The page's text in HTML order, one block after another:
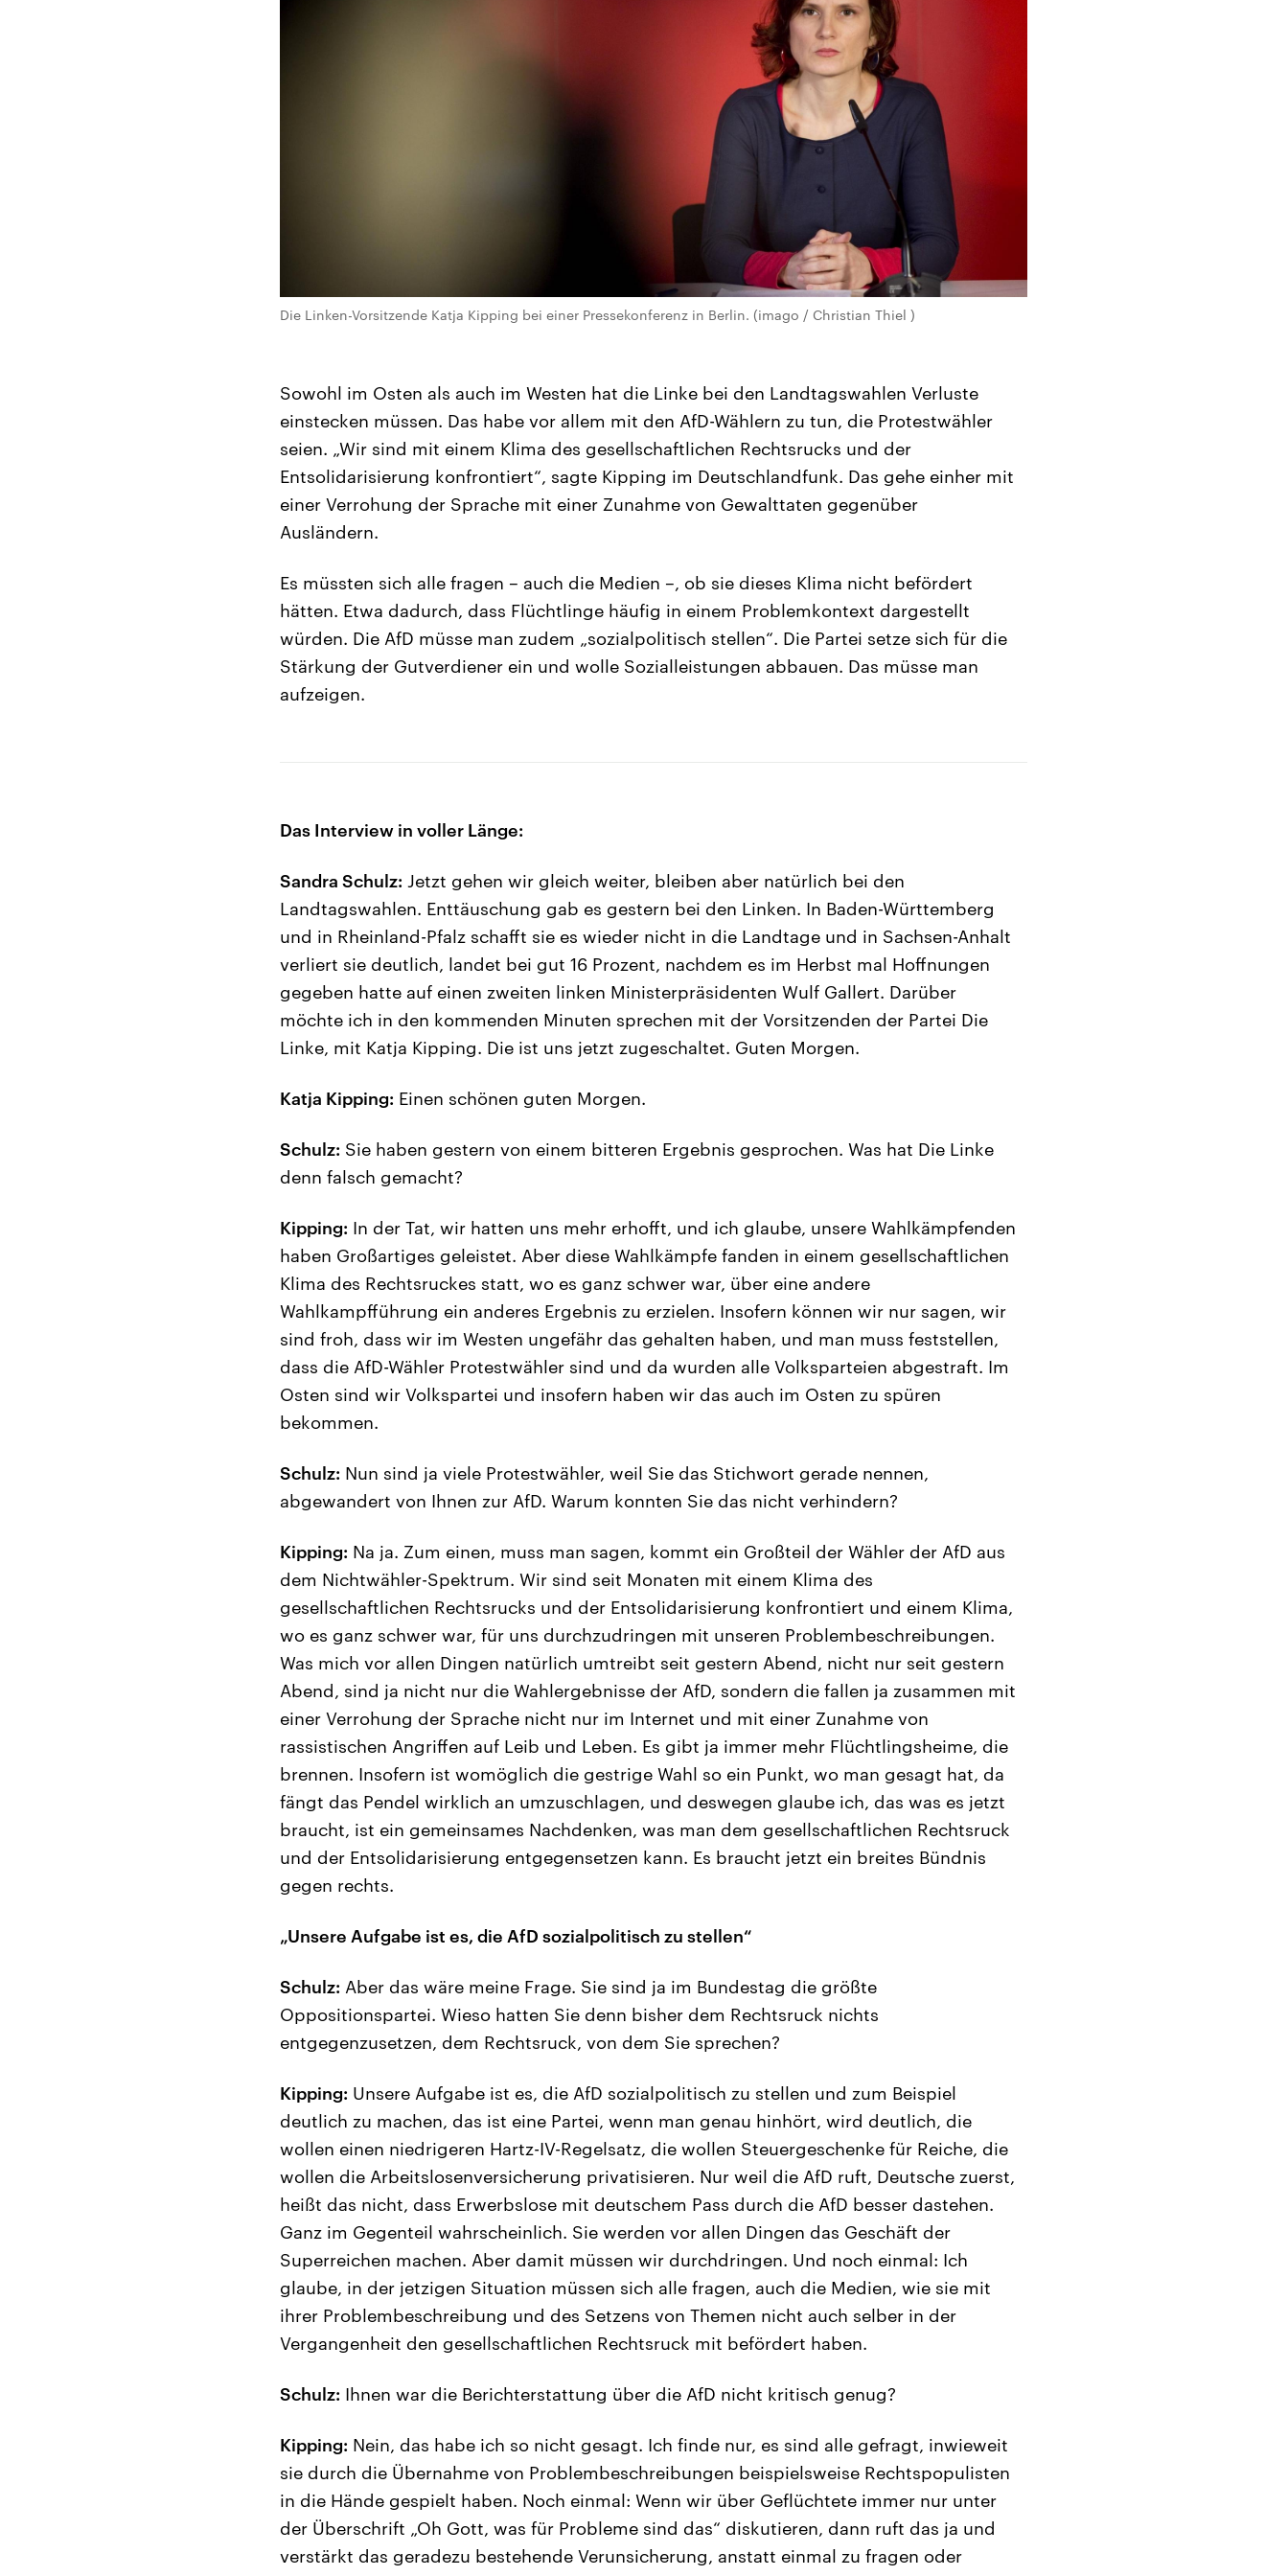
Die Linken-Vorsitzende Katja Kipping bei einer Pressekonferenz in Berlin. (imago / Christian Thiel )
Sowohl im Osten als auch im Westen hat die Linke bei den Landtagswahlen Verluste
einstecken müssen. Das habe vor allem mit den AfD-Wählern zu tun, die Protestwähler
seien. „Wir sind mit einem Klima des gesellschaftlichen Rechtsrucks und der
Entsolidarisierung konfrontiert“, sagte Kipping im Deutschlandfunk. Das gehe einher mit
einer Verrohung der Sprache mit einer Zunahme von Gewalttaten gegenüber
Ausländern.
Es müssten sich alle fragen – auch die Medien –, ob sie dieses Klima nicht befördert
hätten. Etwa dadurch, dass Flüchtlinge häufig in einem Problemkontext dargestellt
würden. Die AfD müsse man zudem „sozialpolitisch stellen“. Die Partei setze sich für die
Stärkung der Gutverdiener ein und wolle Sozialleistungen abbauen. Das müsse man
aufzeigen.
Das Interview in voller Länge:
Sandra Schulz: Jetzt gehen wir gleich weiter, bleiben aber natürlich bei den
Landtagswahlen. Enttäuschung gab es gestern bei den Linken. In Baden-Württemberg
und in Rheinland-Pfalz schafft sie es wieder nicht in die Landtage und in Sachsen-Anhalt
verliert sie deutlich, landet bei gut 16 Prozent, nachdem es im Herbst mal Hoffnungen
gegeben hatte auf einen zweiten linken Ministerpräsidenten Wulf Gallert. Darüber
möchte ich in den kommenden Minuten sprechen mit der Vorsitzenden der Partei Die
Linke, mit Katja Kipping. Die ist uns jetzt zugeschaltet. Guten Morgen.
Katja Kipping: Einen schönen guten Morgen.
Schulz: Sie haben gestern von einem bitteren Ergebnis gesprochen. Was hat Die Linke
denn falsch gemacht?
Kipping: In der Tat, wir hatten uns mehr erhofft, und ich glaube, unsere Wahlkämpfenden
haben Großartiges geleistet. Aber diese Wahlkämpfe fanden in einem gesellschaftlichen
Klima des Rechtsruckes statt, wo es ganz schwer war, über eine andere
Wahlkampfführung ein anderes Ergebnis zu erzielen. Insofern können wir nur sagen, wir
sind froh, dass wir im Westen ungefähr das gehalten haben, und man muss feststellen,
dass die AfD-Wähler Protestwähler sind und da wurden alle Volksparteien abgestraft. Im
Osten sind wir Volkspartei und insofern haben wir das auch im Osten zu spüren
bekommen.
Schulz: Nun sind ja viele Protestwähler, weil Sie das Stichwort gerade nennen,
abgewandert von Ihnen zur AfD. Warum konnten Sie das nicht verhindern?
Kipping: Na ja. Zum einen, muss man sagen, kommt ein Großteil der Wähler der AfD aus
dem Nichtwähler-Spektrum. Wir sind seit Monaten mit einem Klima des
gesellschaftlichen Rechtsrucks und der Entsolidarisierung konfrontiert und einem Klima,
wo es ganz schwer war, für uns durchzudringen mit unseren Problembeschreibungen.
Was mich vor allen Dingen natürlich umtreibt seit gestern Abend, nicht nur seit gestern
Abend, sind ja nicht nur die Wahlergebnisse der AfD, sondern die fallen ja zusammen mit
einer Verrohung der Sprache nicht nur im Internet und mit einer Zunahme von
rassistischen Angriffen auf Leib und Leben. Es gibt ja immer mehr Flüchtlingsheime, die
brennen. Insofern ist womöglich die gestrige Wahl so ein Punkt, wo man gesagt hat, da
fängt das Pendel wirklich an umzuschlagen, und deswegen glaube ich, das was es jetzt
braucht, ist ein gemeinsames Nachdenken, was man dem gesellschaftlichen Rechtsruck
und der Entsolidarisierung entgegensetzen kann. Es braucht jetzt ein breites Bündnis
gegen rechts.
„Unsere Aufgabe ist es, die AfD sozialpolitisch zu stellen“
Schulz: Aber das wäre meine Frage. Sie sind ja im Bundestag die größte
Oppositionspartei. Wieso hatten Sie denn bisher dem Rechtsruck nichts
entgegenzusetzen, dem Rechtsruck, von dem Sie sprechen?
Kipping: Unsere Aufgabe ist es, die AfD sozialpolitisch zu stellen und zum Beispiel
deutlich zu machen, das ist eine Partei, wenn man genau hinhört, wird deutlich, die
wollen einen niedrigeren Hartz-IV-Regelsatz, die wollen Steuergeschenke für Reiche, die
wollen die Arbeitslosenversicherung privatisieren. Nur weil die AfD ruft, Deutsche zuerst,
heißt das nicht, dass Erwerbslose mit deutschem Pass durch die AfD besser dastehen.
Ganz im Gegenteil wahrscheinlich. Sie werden vor allen Dingen das Geschäft der
Superreichen machen. Aber damit müssen wir durchdringen. Und noch einmal: Ich
glaube, in der jetzigen Situation müssen sich alle fragen, auch die Medien, wie sie mit
ihrer Problembeschreibung und des Setzens von Themen nicht auch selber in der
Vergangenheit den gesellschaftlichen Rechtsruck mit befördert haben.
Schulz: Ihnen war die Berichterstattung über die AfD nicht kritisch genug?
Kipping: Nein, das habe ich so nicht gesagt. Ich finde nur, es sind alle gefragt, inwieweit
sie durch die Übernahme von Problembeschreibungen beispielsweise Rechtspopulisten
in die Hände gespielt haben. Noch einmal: Wenn wir über Geflüchtete immer nur unter
der Überschrift „Oh Gott, was für Probleme sind das“ diskutieren, dann ruft das ja und
verstärkt das geradezu bestehende Verunsicherung, anstatt einmal zu fragen oder